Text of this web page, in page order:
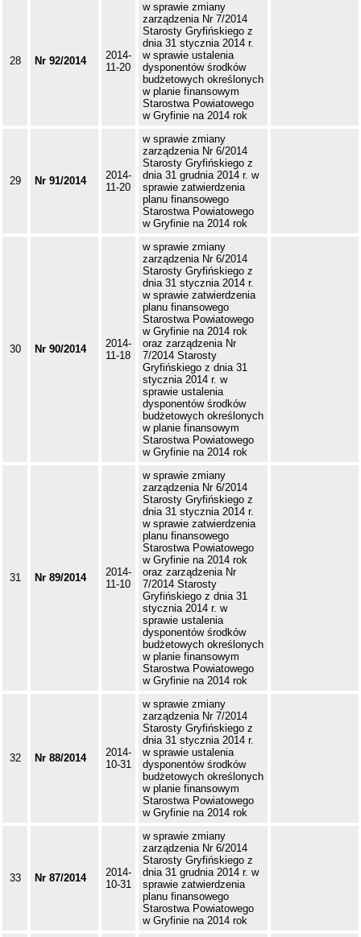
28 Nr 92/2014
2014-
11-20
w sprawie zmiany
zarządzenia Nr 7/2014
Starosty Gryfińskiego z
dnia 31 stycznia 2014 r.
w sprawie ustalenia
dysponentów środków
budżetowych określonych
w planie finansowym
Starostwa Powiatowego
w Gryfinie na 2014 rok
29 Nr 91/2014
2014-
11-20
w sprawie zmiany
zarządzenia Nr 6/2014
Starosty Gryfińskiego z
dnia 31 grudnia 2014 r. w
sprawie zatwierdzenia
planu finansowego
Starostwa Powiatowego
w Gryfinie na 2014 rok
30 Nr 90/2014
2014-
11-18
w sprawie zmiany
zarządzenia Nr 6/2014
Starosty Gryfińskiego z
dnia 31 stycznia 2014 r.
w sprawie zatwierdzenia
planu finansowego
Starostwa Powiatowego
w Gryfinie na 2014 rok
oraz zarządzenia Nr
7/2014 Starosty
Gryfińskiego z dnia 31
stycznia 2014 r. w
sprawie ustalenia
dysponentów środków
budżetowych określonych
w planie finansowym
Starostwa Powiatowego
w Gryfinie na 2014 rok
31 Nr 89/2014
2014-
11-10
w sprawie zmiany
zarządzenia Nr 6/2014
Starosty Gryfińskiego z
dnia 31 stycznia 2014 r.
w sprawie zatwierdzenia
planu finansowego
Starostwa Powiatowego
w Gryfinie na 2014 rok
oraz zarządzenia Nr
7/2014 Starosty
Gryfińskiego z dnia 31
stycznia 2014 r. w
sprawie ustalenia
dysponentów środków
budżetowych określonych
w planie finansowym
Starostwa Powiatowego
w Gryfinie na 2014 rok
32 Nr 88/2014
2014-
10-31
w sprawie zmiany
zarządzenia Nr 7/2014
Starosty Gryfińskiego z
dnia 31 stycznia 2014 r.
w sprawie ustalenia
dysponentów środków
budżetowych określonych
w planie finansowym
Starostwa Powiatowego
w Gryfinie na 2014 rok
33 Nr 87/2014
2014-
10-31
w sprawie zmiany
zarządzenia Nr 6/2014
Starosty Gryfińskiego z
dnia 31 grudnia 2014 r. w
sprawie zatwierdzenia
planu finansowego
Starostwa Powiatowego
w Gryfinie na 2014 rok